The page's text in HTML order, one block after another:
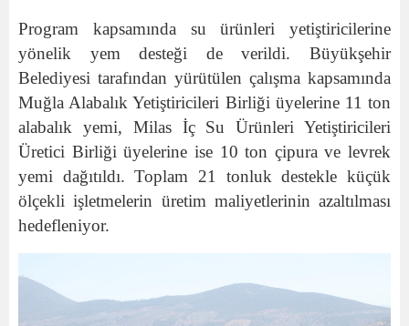
Program kapsamında su ürünleri yetiştiricilerine
yönelik yem desteği de verildi. Büyükşehir
Belediyesi tarafından yürütülen çalışma kapsamında
Muğla Alabalık Yetiştiricileri Birliği üyelerine 11 ton
alabalık yemi, Milas İç Su Ürünleri Yetiştiricileri
Üretici Birliği üyelerine ise 10 ton çipura ve levrek
yemi dağıtıldı. Toplam 21 tonluk destekle küçük
ölçekli işletmelerin üretim maliyetlerinin azaltılması
hedefleniyor.